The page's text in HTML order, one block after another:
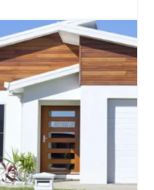
są w stanie
zewnętrzne oraz
co znacząco
W
przyczyniają się do
samym do większego